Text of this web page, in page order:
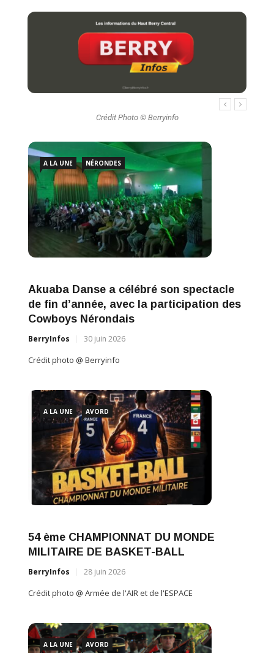
Crédit Photo © Berryinfo
A LA UNE NÉRONDES
Akuaba Danse a célébré son spectacle
de fin d’année, avec la participation des
Cowboys Nérondais
BerryInfos 30 juin 2026
Crédit photo @ Berryinfo
A LA UNE AVORD
54 ème CHAMPIONNAT DU MONDE
MILITAIRE DE BASKET-BALL
BerryInfos 28 juin 2026
Crédit photo @ Armée de l'AIR et de l'ESPACE
A LA UNE AVORD